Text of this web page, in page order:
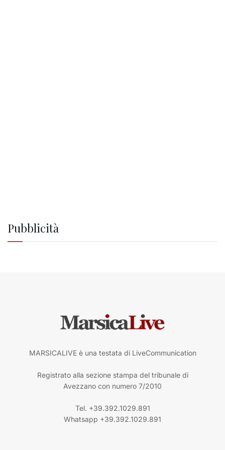
Pubblicità
MARSICALIVE è una testata di LiveCommunication
Registrato alla sezione stampa del tribunale di
Avezzano con numero 7/2010
Tel. +39.392.1029.891
Whatsapp +39.392.1029.891